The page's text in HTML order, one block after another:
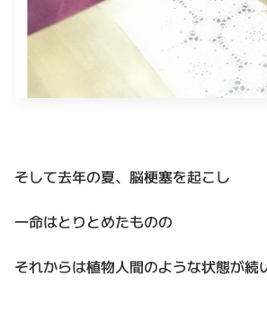
そして去年の夏、脳梗塞を起こし
一命はとりとめたものの
それからは植物人間のような状態が続